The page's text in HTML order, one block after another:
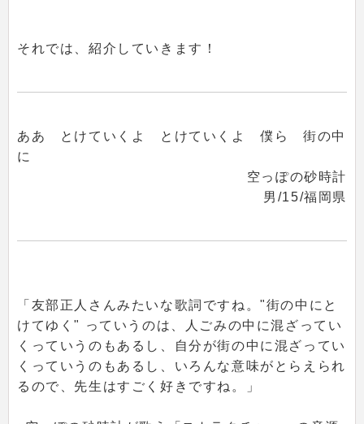
それでは、紹介していきます！
ああ とけていくよ とけていくよ 僕ら 街の中
に
空っぽの砂時計
男/15/福岡県
「友部正人さんみたいな歌詞ですね。"街の中にと
けてゆく" っていうのは、人ごみの中に混ざってい
くっていうのもあるし、自分が街の中に混ざってい
くっていうのもあるし、いろんな意味がとらえられ
るので、先生はすごく好きですね。」